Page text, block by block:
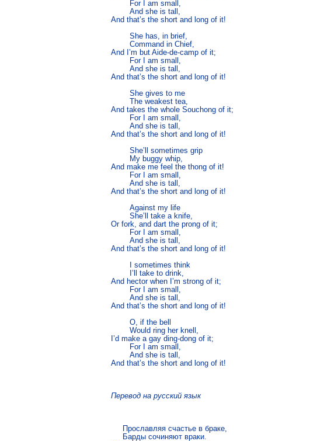
And that’s the short and long of it!
And I’m but Aide-de-camp of it;
And that’s the short and long of it!
And takes the whole Souchong of it;
And that’s the short and long of it!
And make me feel the thong of it!
And that’s the short and long of it!
Or fork, and dart the prong of it;
And that’s the short and long of it!
And hector when I’m strong of it;
And that’s the short and long of it!
I’d make a gay ding-dong of it;
Перевод на русский язык
     Прославляя счастье в браке,
     Барды сочиняют враки.